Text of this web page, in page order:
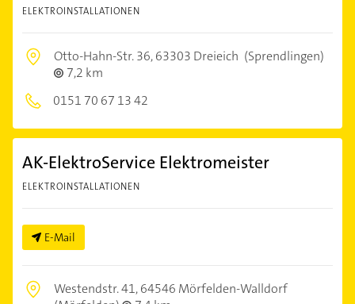
ELEKTROINSTALLATIONEN
Otto-Hahn-Str. 36,63303 Dreieich (Sprendlingen)
7,2 km
0151 70 67 13 42
AK-ElektroService Elektromeister
ELEKTROINSTALLATIONEN
E-Mail
Westendstr. 41,64546 Mörfelden-Walldorf